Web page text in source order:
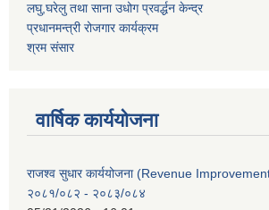
लघु,घरेलु तथा साना उधोग प्रवर्द्धन केन्द्र
प्रधानमन्त्री रोजगार कार्यक्रम
श्रम संसार
वार्षिक कार्ययोजना
राजश्व सुधार कार्ययोजना (Revenue
२०८१/०८२ - २०८३/०८४